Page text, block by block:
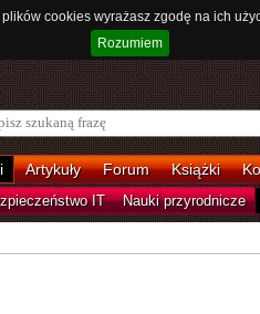
cookies wyrażasz zgodę na ich
Rozumiem
Artykuły Forum Książki
IT Nauki przyrodnicze